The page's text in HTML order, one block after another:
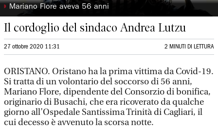
◗ Mariano Flore aveva 56 anni
Il cordoglio del sindaco Andrea Lutzu
27 ottobre 2020 11:31 2 MINUTI DI LETTURA
ORISTANO. Oristano ha la prima vittima da Covid-19.
Si tratta di un volontario del soccorso di 56 anni,
Mariano Flore, dipendente del Consorzio di bonifica,
originario di Busachi, che era ricoverato da qualche
giorno all’Ospedale Santissima Trinità di Cagliari, il
cui decesso è avvenuto la scorsa notte.